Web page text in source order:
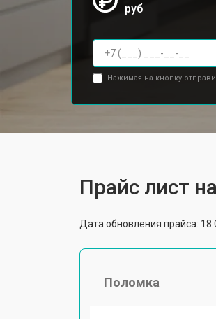
руб
Нажимая на кнопку
Прайс лист
Дата обновления прайса:
Поломка